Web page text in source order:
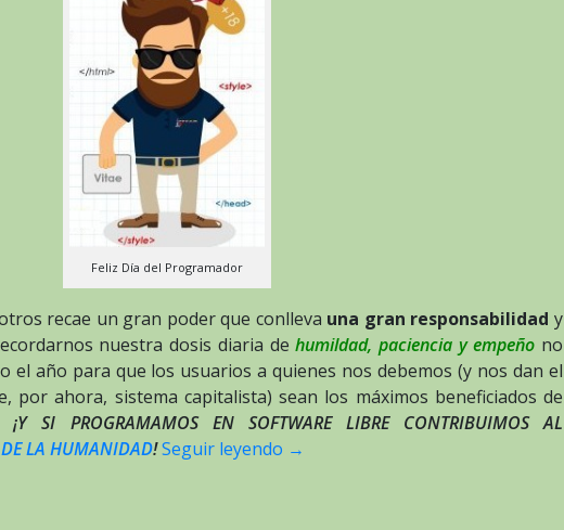
Feliz Día del Programador
recae un gran poder que conlleva una gran responsabilidad y
nuestra dosis diaria dehumildad, paciencia y empeño no
el año para que los usuarios a quienes nos debemos (y nos dan el
por ahora, sistema capitalista) sean los máximos beneficiados de
¡Y SI PROGRAMAMOS EN SOFTWARE LIBRE CONTRIBUIMOS AL
LA HUMANIDAD!Seguir leyendo →